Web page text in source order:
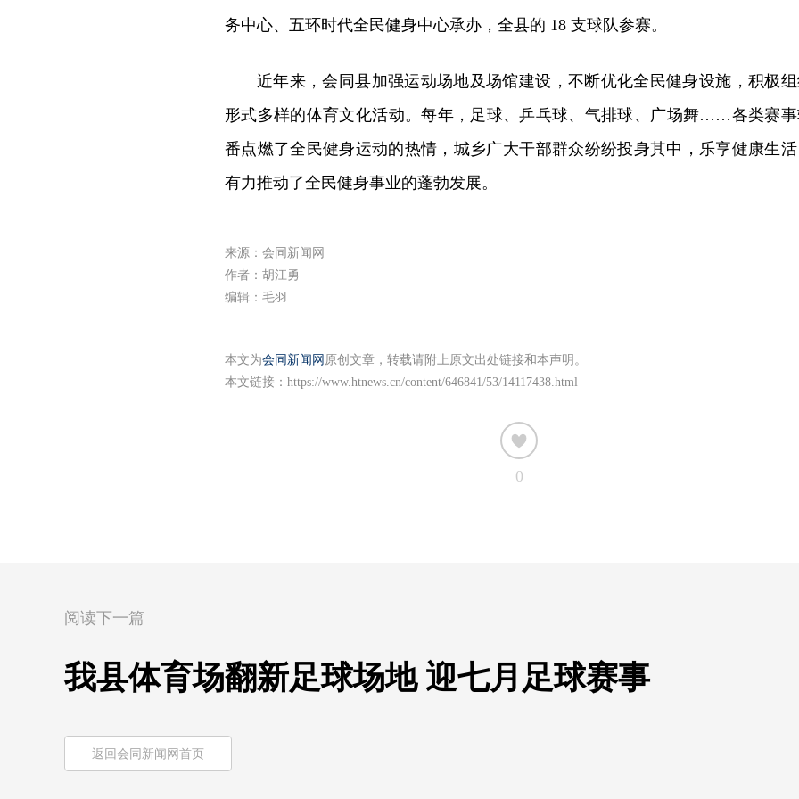
务中心、五环时代全民健身中心承办，全县的 18 支球队参赛。
近年来，会同县加强运动场地及场馆建设，不断优化全民健身设施，积极
形式多样的体育文化活动。每年，足球、乒乓球、气排球、广场舞……各类赛事
番点燃了全民健身运动的热情，城乡广大干部群众纷纷投身其中，乐享健康生活
有力推动了全民健身事业的蓬勃发展。
来源：会同新闻网
作者：胡江勇
编辑：毛羽
本文为会同新闻网 原创文章，转载请附上原文出处链接和本声明。
本文链接： https://www.htnews.cn/content/646841/53/14117438.html
0
阅读下一篇
我县体育场翻新足球场地 迎七月足球赛事
返回会同新闻网首页